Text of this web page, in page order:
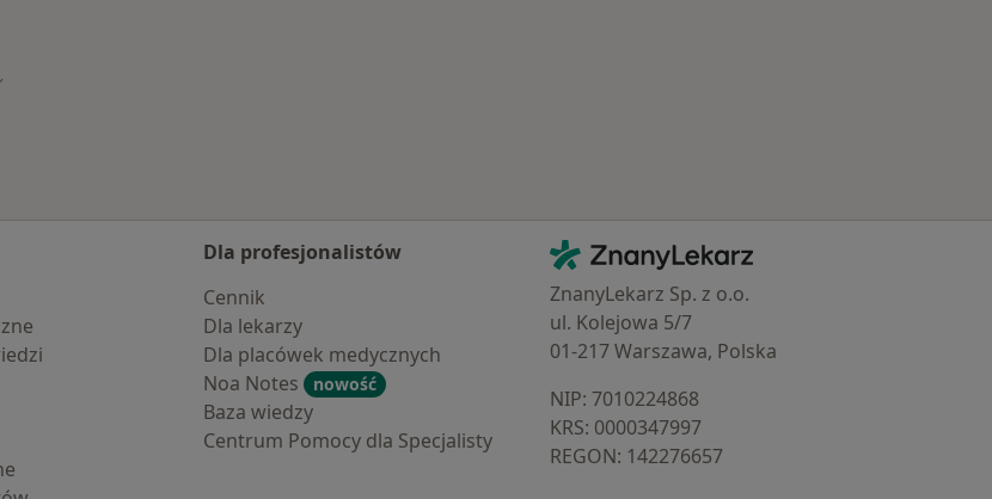
miasto
Dla profesjonalistów
Cennik
Dla lekarzy
Dla placówek medycznych
Noa Notes
nowość
Baza wiedzy
Centrum Pomocy dla Specjalisty
Kontakt
ZnanyLekarz - Strona główna
ZnanyLekarz Sp. z o.o.
ul. Kolejowa 5/7
01-217 Warszawa, Polska
NIP: ⁠7010224868
KRS: ⁠0000347997
REGON: ⁠142276657